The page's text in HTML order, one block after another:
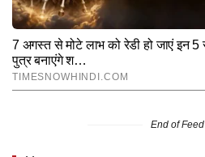
End of Feed